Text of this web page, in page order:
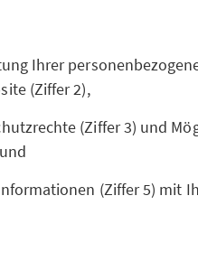
Ihrer
(Ziffer 2),
(Ziffer 3) und
(Ziffer 5) mit